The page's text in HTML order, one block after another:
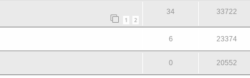
1 2
34 33722
6 23374
0 20552